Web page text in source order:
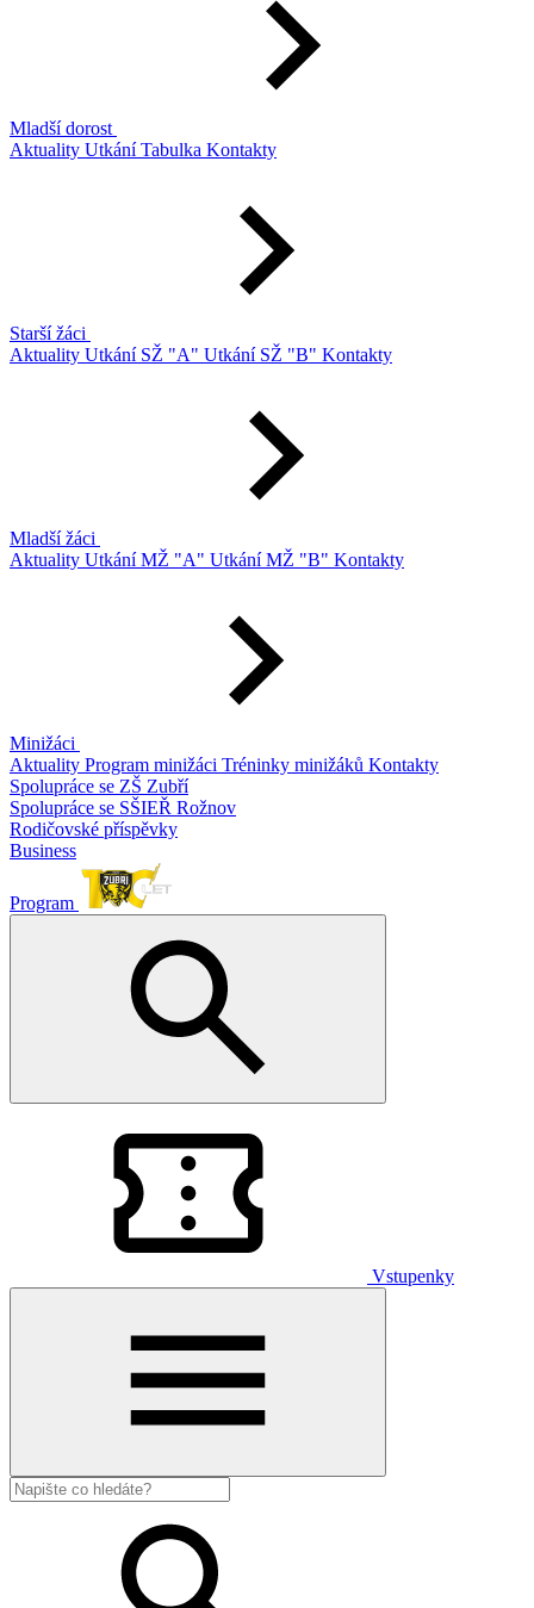
Mladší dorost
Aktuality UtkáníTabulka Kontakty
Starší žáci
Aktuality Utkání SŽ "A" Utkání SŽ "B" Kontakty
Mladší žáci
Aktuality Utkání MŽ "A" Utkání MŽ "B" Kontakty
Minižáci
Aktuality Program minižáci Tréninky minižáků Kontakty
Spolupráce se ZŠ Zubří
Spolupráce se SŠIEŘ Rožnov
Rodičovské příspěvky
Business
Program
Vstupenky